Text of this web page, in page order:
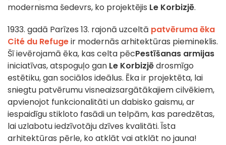
modernisma šedevrs, ko projektējis Le Korbizjē.
1933. gadā Parīzes 13. rajonā uzceltā patvēruma ēka
Cité du Refugeir modernās arhitektūras piemineklis.
Šī ievērojamā ēka, kas celta pēcPestīšanas armijas
iniciatīvas, atspoguļo gan Le Korbizjēdrosmīgo
estētiku, gan sociālos ideālus. Ēka ir projektēta, lai
sniegtu patvērumu visneaizsargātākajiem cilvēkiem,
apvienojot funkcionalitāti un dabisko gaismu, ar
iespaidīgu stikloto fasādi un telpām, kas paredzētas,
lai uzlabotu iedzīvotāju dzīves kvalitāti. Īsta
arhitektūras pērle, ko atklāt vai atklāt no jauna!